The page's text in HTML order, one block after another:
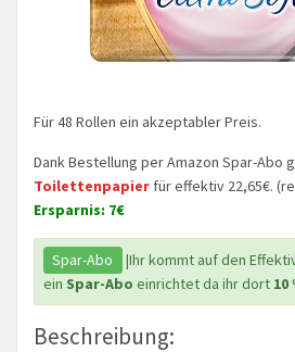
Für 48 Rollen ein akzeptabler Preis.
Dank Bestellung per Amazon Spar-Abo
Toilettenpapier für effektiv 22,65€.
Ersparnis: 7€
Spar-Abo
|Ihr kommt auf den
ein Spar-Abo einrichtet da ihr dort 10
Beschreibung: